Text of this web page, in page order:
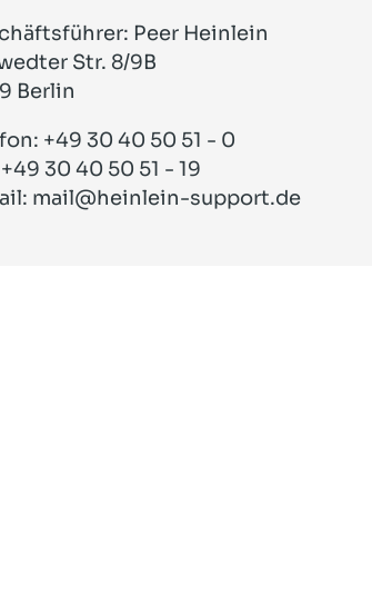
- Videokonferenzen
- Filemanagement
Peer Heinlein
Str. 8/9B
Berlin
+49 30 40 50 51 - 0
+49 30 40 50 51 - 19
mail@heinlein-support.de